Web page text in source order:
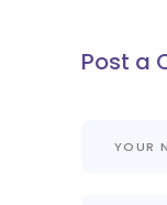
Post a